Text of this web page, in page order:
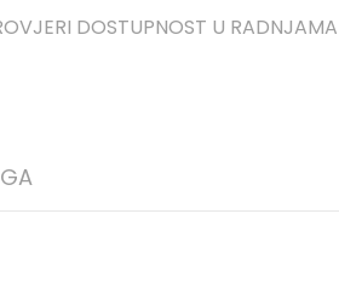
DOSTUPNOST U RADNJAMA